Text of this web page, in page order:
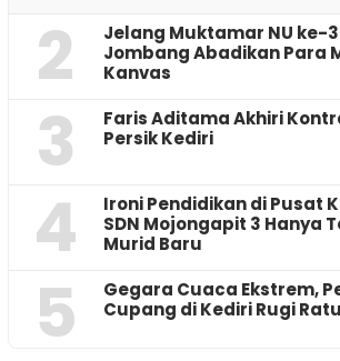
2
Jelang Muktamar NU ke-
Jombang Abadikan Para
Kanvas
3
Faris Aditama Akhiri
Persik Kediri
4
Ironi Pendidikan di Pusat
SDN Mojongapit 3 Hanya
Murid Baru
5
‎Gegara Cuaca Ekstrem,
Cupang di Kediri Rugi